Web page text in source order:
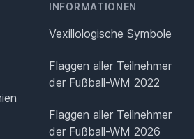
INFORMATIONEN
Vexillologische Symbole
Flaggen aller Teilnehmer
der Fußball-WM 2022
Flaggen aller Teilnehmer
der Fußball-WM 2026